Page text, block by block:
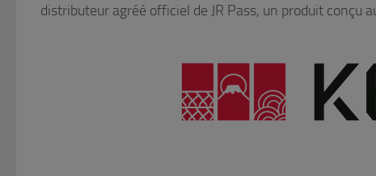
distributeur agréé officiel de JR Pass, un produit conçu